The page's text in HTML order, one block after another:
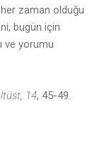
zaman olduğu
bugün için
ve yorumu
14, 45-49.